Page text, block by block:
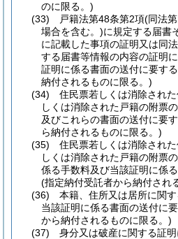
のに限る。)
(33)
戸籍法第48条第2項(同法
場合を含む。)に規定する届書
に記載した事項の証明又は同
する届書等情報の内容の証明
証明に係る書面の送付に要す
納付されるものに限る。)
(34)
住民票若しくは消除され
しくは消除された戸籍の附票
及びこれらの書面の送付に要
ら納付されるものに限る。)
(35)
住民票若しくは消除され
しくは消除された戸籍の附票
係る手数料及び当該証明に係
(指定納付受託者から納付され
(36)
本籍、住所又は居所に関
当該証明に係る書面の送付に
から納付されるものに限る。)
(37)
身分又は破産に関する証